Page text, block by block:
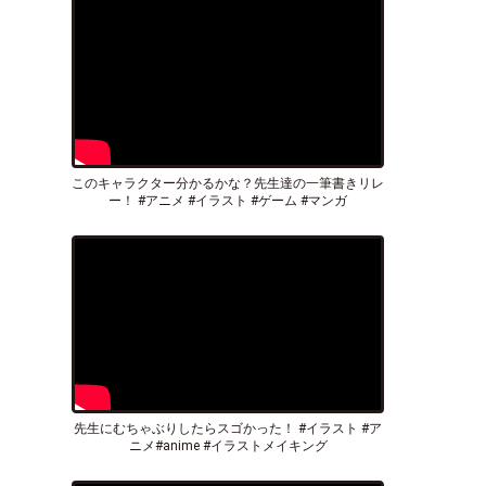
このキャラクター分かるかな？先生達の一筆書きリレ
ー！ #アニメ #イラスト #ゲーム #マンガ
先生にむちゃぶりしたらスゴかった！ #イラスト #ア
ニメ#anime #イラストメイキング